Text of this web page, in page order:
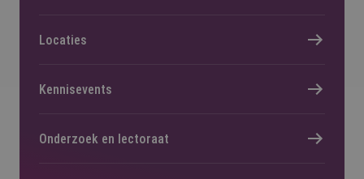
Locaties
Kennisevents
Onderzoek en lectoraat